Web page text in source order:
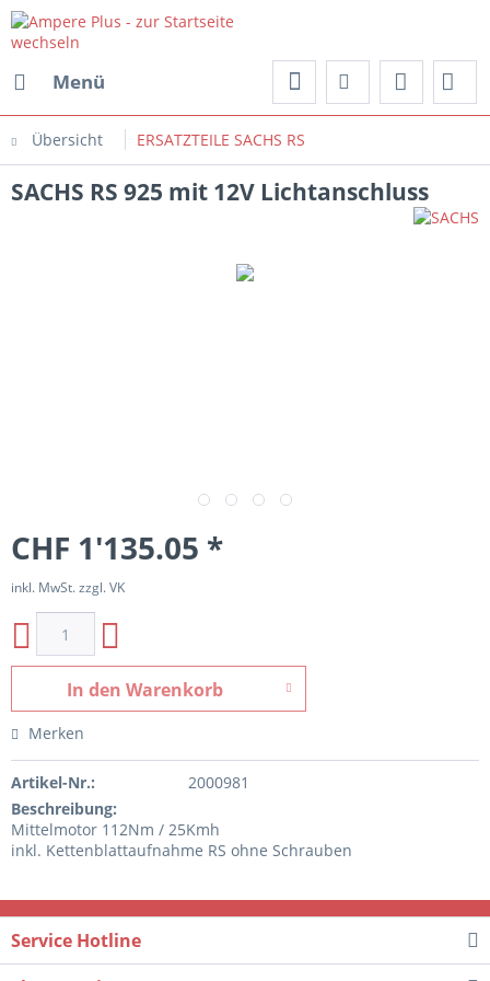
Menü
Übersicht ERSATZTEILE SACHS RS
SACHS RS 925 mit 12V Lichtanschluss
CHF 1'135.05 *
inkl. MwSt. zzgl. VK
In den Warenkorb
Merken
Artikel-Nr.:
2000981
Beschreibung:
Mittelmotor 112Nm / 25Kmh
inkl. Kettenblattaufnahme RS ohne Schrauben
Service Hotline